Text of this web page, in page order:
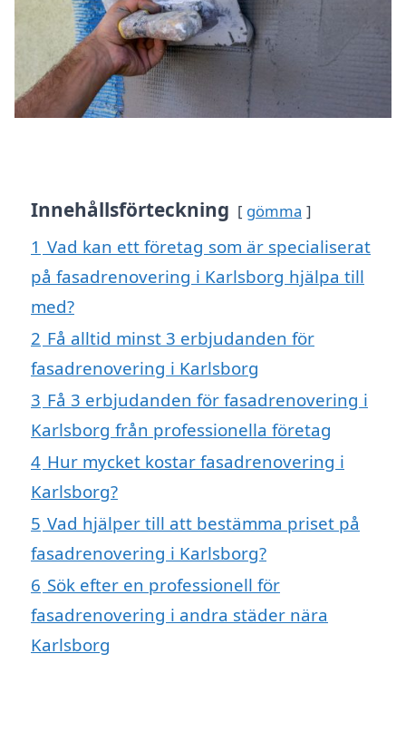
Innehållsförteckning gömma
1 Vad kan ett företag som är specialiserat
på fasadrenovering i Karlsborg hjälpa till
med?
2 Få alltid minst 3 erbjudanden för
fasadrenovering i Karlsborg
3 Få 3 erbjudanden för fasadrenovering i
Karlsborg från professionella företag
4 Hur mycket kostar fasadrenovering i
Karlsborg?
5 Vad hjälper till att bestämma priset på
fasadrenovering i Karlsborg?
6 Sök efter en professionell för
fasadrenovering i andra städer nära
Karlsborg